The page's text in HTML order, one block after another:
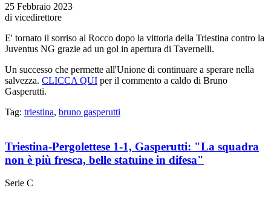
25 Febbraio 2023
di vicedirettore
E' tornato il sorriso al Rocco dopo la vittoria della Triestina contro la
Juventus NG grazie ad un gol in apertura di Tavernelli.
Un successo che permette all'Unione di continuare a sperare nella
salvezza. CLICCA QUI per il commento a caldo di Bruno
Gasperutti.
Tag: triestina, bruno gasperutti
Triestina-Pergolettese 1-1, Gasperutti: "La squadra
non è più fresca, belle statuine in difesa"
Serie C